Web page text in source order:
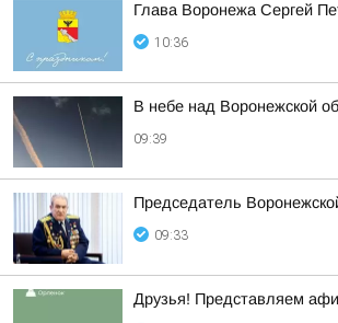
Глава Воронежа Сергей
10:36
В небе над Воронежской
09:39
Председатель
09:33
Друзья! Представляем